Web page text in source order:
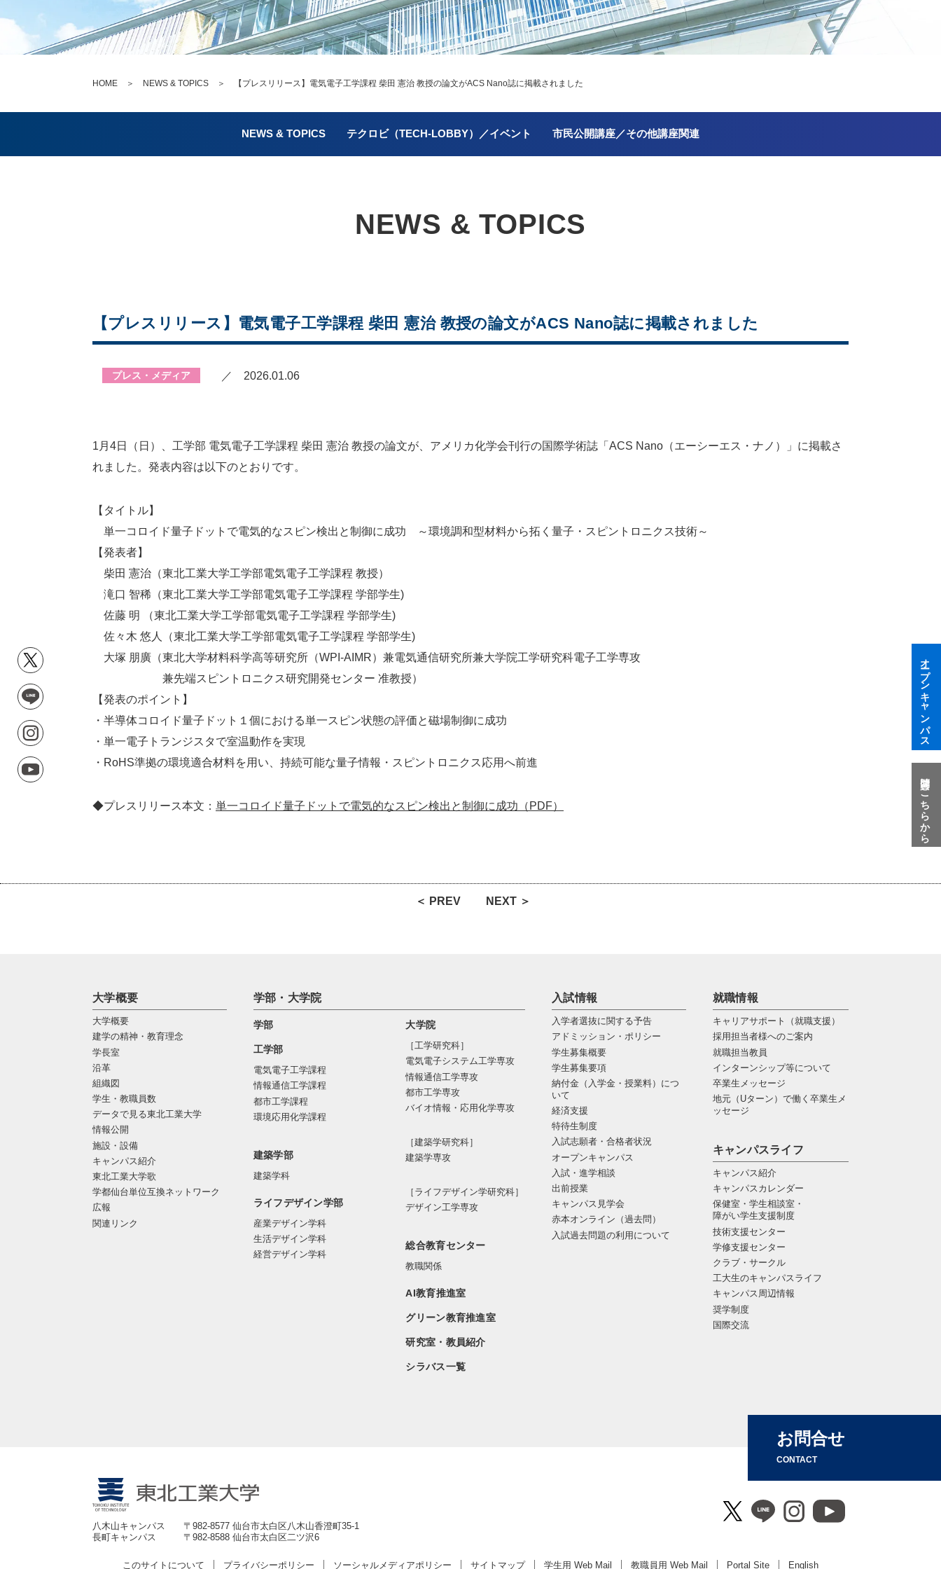
HOME ＞ NEWS & TOPICS ＞ 【プレスリリース】電気電子工学課程 柴田 憲治 教授の論文がACS Nano誌に掲載されました
NEWS & TOPICS テクロビ（TECH-LOBBY）／イベント 市民公開講座／その他講座関連
NEWS & TOPICS
【プレスリリース】電気電子工学課程 柴田 憲治 教授の論文がACS Nano誌に掲載されました
プレス・メディア ／ 2026.01.06
1月4日（日）、工学部 電気電子工学課程 柴田 憲治 教授の論文が、アメリカ化学会刊行の国際学術誌「ACS Nano（エーシーエス・ナノ）」に掲載さ
れました。発表内容は以下のとおりです。
【タイトル】
単一コロイド量子ドットで電気的なスピン検出と制御に成功 ～環境調和型材料から拓く量子・スピントロニクス技術～
【発表者】
柴田 憲治（東北工業大学工学部電気電子工学課程 教授）
滝口 智稀（東北工業大学工学部電気電子工学課程 学部学生)
佐藤 明 （東北工業大学工学部電気電子工学課程 学部学生)
佐々木 悠人（東北工業大学工学部電気電子工学課程 学部学生)
大塚 朋廣（東北大学材料科学高等研究所（WPI-AIMR）兼電気通信研究所兼大学院工学研究科電子工学専攻
兼先端スピントロニクス研究開発センター 准教授）
【発表のポイント】
・半導体コロイド量子ドット１個における単一スピン状態の評価と磁場制御に成功
・単一電子トランジスタで室温動作を実現
・RoHS準拠の環境適合材料を用い、持続可能な量子情報・スピントロニクス応用へ前進
◆プレスリリース本文： 単一コロイド量子ドットで電気的なスピン検出と制御に成功（PDF）
＜ PREV NEXT ＞
大学概要
大学概要
建学の精神・教育理念
学長室
沿革
組織図
学生・教職員数
データで見る東北工業大学
情報公開
施設・設備
キャンパス紹介
東北工業大学歌
学都仙台単位互換ネットワーク
広報
関連リンク
学部・大学院
学部
工学部
電気電子工学課程
情報通信工学課程
都市工学課程
環境応用化学課程
建築学部
建築学科
ライフデザイン学部
産業デザイン学科
生活デザイン学科
経営デザイン学科
大学院
［工学研究科］
電気電⼦システム⼯学専攻
情報通信⼯学専攻
都市⼯学専攻
バイオ情報・応⽤化学専攻
［建築学研究科］
建築学専攻
［ライフデザイン学研究科］
デザイン工学専攻
総合教育センター
教職関係
AI教育推進室
グリーン教育推進室
研究室・教員紹介
シラバス一覧
入試情報
入学者選抜に関する予告
アドミッション・ポリシー
学生募集概要
学生募集要項
納付金（入学金・授業料）につ
いて
経済支援
特待生制度
入試志願者・合格者状況
オープンキャンパス
入試・進学相談
出前授業
キャンパス見学会
赤本オンライン（過去問）
入試過去問題の利用について
就職情報
キャリアサポート（就職支援）
採用担当者様へのご案内
就職担当教員
インターンシップ等について
卒業生メッセージ
地元（Uターン）で働く卒業生メ
ッセージ
キャンパスライフ
キャンパス紹介
キャンパスカレンダー
保健室・学生相談室・
障がい学生支援制度
技術支援センター
学修支援センター
クラブ・サークル
工大生のキャンパスライフ
キャンパス周辺情報
奨学制度
国際交流
お問合せ
CONTACT
八木山キャンパス
〒982-8577 仙台市太白区八木山香澄町35-1
長町キャンパス
〒982-8588 仙台市太白区二ツ沢6
このサイトについて プライバシーポリシー ソーシャルメディアポリシー サイトマップ 学生用 Web Mail 教職員用 Web Mail Portal Site English
オープンキャンパス
質問はこちらから